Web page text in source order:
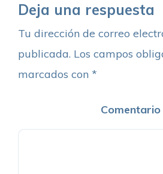
Deja una respuesta
Tu dirección de correo
publicada. Los campos
marcados con *
Comentario